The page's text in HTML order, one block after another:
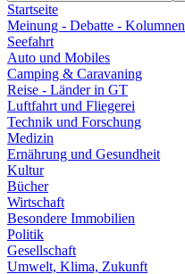
Startseite
Meinung - Debatte - Kolumnen
Seefahrt
Auto und Mobiles
Camping & Caravaning
Reise - Länder in GT
Luftfahrt und Fliegerei
Technik und Forschung
Medizin
Ernährung und Gesundheit
Kultur
Bücher
Wirtschaft
Besondere Immobilien
Politik
Gesellschaft
Umwelt, Klima, Zukunft